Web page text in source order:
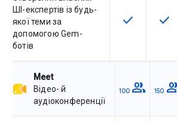
ШІ-експертів із будь-
якої теми за
допомогою Gem-
ботів
Ця функція
check Ця
check
Meet
Відео- й
аудіоконференції
100 group 150